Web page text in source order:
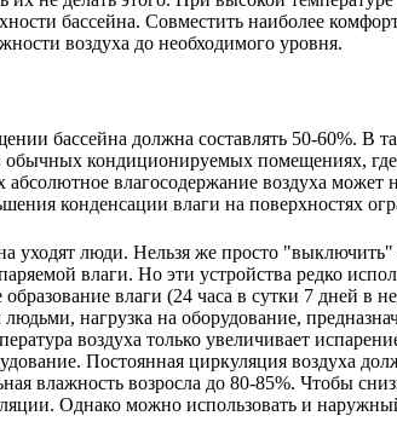
бассейна. Совместить наиболее
воздуха до необходимого уровня.
бассейна должна составлять 50-60%. В
кондиционируемых помещениях, где
влагосодержание воздуха
конденсации влаги на поверхностях
уходят люди. Нельзя же просто
влаги. Но эти устройства редко
влаги (24 часа в сутки 7 дней в
нагрузка на оборудование,
воздуха только увеличивает
Постоянная циркуляция воздуха
влажность возросла до 80-85%. Чтобы
Однако можно использовать и